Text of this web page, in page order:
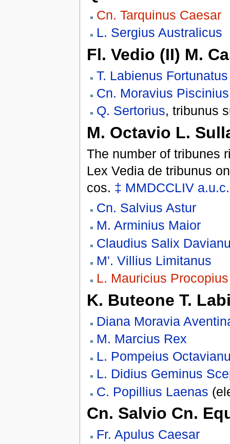
Cn. Tarquinus Caesar
L. Sergius Australicus
Fl. Vedio (II) M.
T. Labienus Fortunatus
Cn. Moravius Piscinius
Q. Sertorius, tribunus
M. Octavio L.
The number of tribunes
Lex Vedia de tribunus
cos. ‡ MMDCCLIV a.u.c.
Cn. Salvius Astur
M. Arminius Maior
Claudius Salix
M'. Villius Limitanus
L. Mauricius Procopius
K. Buteone T.
Diana Moravia
M. Marcius Rex
L. Pompeius
L. Didius Geminus
C. Popillius Laenas
Cn. Salvio Cn.
Fr. Apulus Caesar